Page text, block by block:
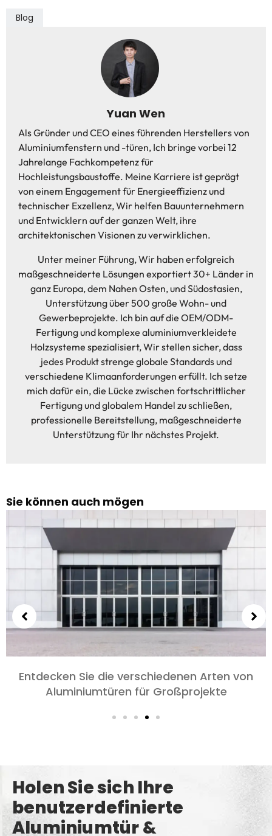
Blog
Yuan Wen
Als Gründer und CEO eines führenden Herstellers von
Aluminiumfenstern und -türen, Ich bringe vorbei 12
Jahrelange Fachkompetenz für
Hochleistungsbaustoffe. Meine Karriere ist geprägt
von einem Engagement für Energieeffizienz und
technischer Exzellenz, Wir helfen Bauunternehmern
und Entwicklern auf der ganzen Welt, ihre
architektonischen Visionen zu verwirklichen.
Unter meiner Führung, Wir haben erfolgreich
maßgeschneiderte Lösungen exportiert 30+ Länder in
ganz Europa, dem Nahen Osten, und Südostasien,
Unterstützung über 500 große Wohn- und
Gewerbeprojekte. Ich bin auf die OEM/ODM-
Fertigung und komplexe aluminiumverkleidete
Holzsysteme spezialisiert, Wir stellen sicher, dass
jedes Produkt strenge globale Standards und
verschiedene Klimaanforderungen erfüllt. Ich setze
mich dafür ein, die Lücke zwischen fortschrittlicher
Fertigung und globalem Handel zu schließen,
professionelle Bereitstellung, maßgeschneiderte
Unterstützung für Ihr nächstes Projekt.
Sie können auch mögen
Entdecken Sie die verschiedenen Arten von
Aluminiumtüren für Großprojekte
Holen Sie sich Ihre
benutzerdefinierte
Aluminiumtür &